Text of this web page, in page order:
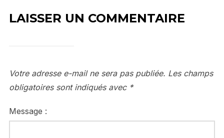
LAISSER UN COMMENTAIRE
Votre adresse e-mail ne sera pas publiée. Les champs
obligatoires sont indiqués avec *
Message :